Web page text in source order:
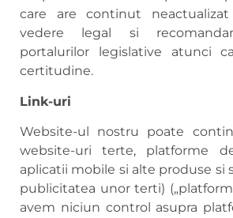
care are continut
vedere legal si
portalurilor legislative atunci
certitudine.
Link-uri
Website-ul nostru poate
website-uri terte, platforme
aplicatii mobile si alte produse si
publicitatea unor terti)
avem niciun control asupra